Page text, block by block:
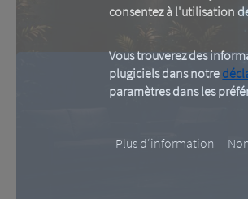
consentez à l'utilisation
Vous trouverez des
plugiciels dans notre
paramètres dans les
Plus d‘information
MOBOTIX